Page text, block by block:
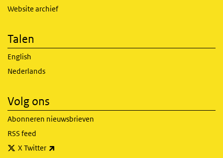
Website archief
Talen
English
Nederlands
Volg ons
Abonneren nieuwsbrieven
RSS feed
X Twitter